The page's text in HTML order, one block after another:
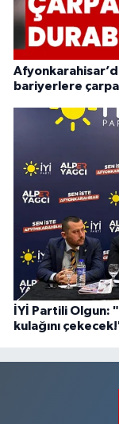
bariyerlere
İYİ Partili Olgun:
kulağını